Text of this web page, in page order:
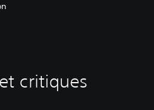
critiques